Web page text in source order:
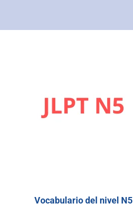
Vocabulario del nivel N5